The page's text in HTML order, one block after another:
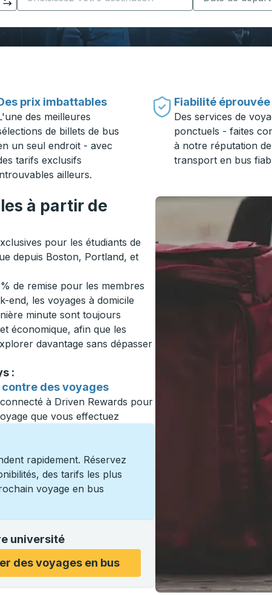
d'origine et de destination prix imbattables
des meilleures
de billets de bus
un seul endroit - avec
tarifs exclusifs
ailleurs.
Fiabilité éprouvée
Des services de
ponctuels - faites
à notre réputation de
transport en bus
à partir de
pour les étudiants de
depuis Boston, Portland, et
de remise pour les membres
end, les voyages à domicile
minute sont toujours
économique, afin que les
davantage sans dépasser
:
des voyages
à Driven Rewards pour
que vous effectuez
rapidement. Réservez
des tarifs les plus
voyage en bus
université
pour ouvrir les options, puis utilisez les touches
des voyages en bus